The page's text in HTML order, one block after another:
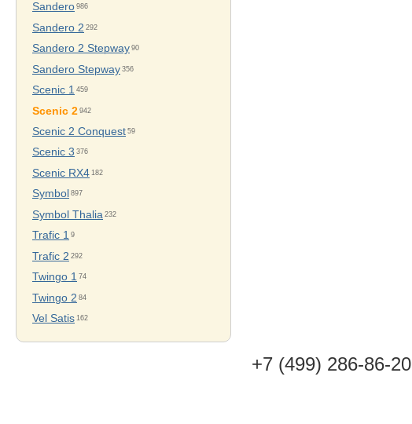
Sandero 986
Sandero 2 292
Sandero 2 Stepway 90
Sandero Stepway 356
Scenic 1 459
Scenic 2 942
Scenic 2 Conquest 59
Scenic 3 376
Scenic RX4 182
Symbol 897
Symbol Thalia 232
Trafic 1 9
Trafic 2 292
Twingo 1 74
Twingo 2 84
Vel Satis 162
+7 (499) 286-86-20